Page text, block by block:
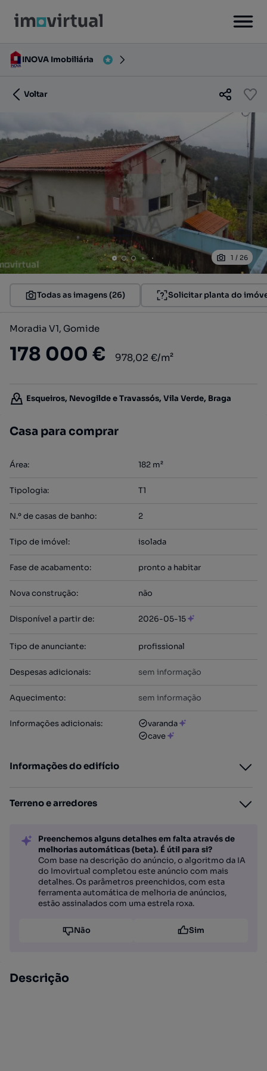
INOVA Imobiliária
Voltar
1 / 26
Todas as imagens (26) Solicitar planta do
Moradia V1, Gomide
178 000 € 978,02 €/m²
Esqueiros, Nevogilde e Travassós, Vila Verde, Braga
Casa para comprar
Área: 182 m²
Tipologia: T1
N.º de casas de banho: 2
Tipo de imóvel: isolada
Fase de acabamento: pronto a habitar
Nova construção: não
Disponível a partir de: 2026-05-15
Tipo de anunciante: profissional
Despesas adicionais: sem informação
Aquecimento: sem informação
Informações adicionais:
varanda
cave
Informações do edifício
Terreno e arredores
Preenchemos alguns detalhes em falta através de
melhorias automáticas (beta). É útil para si?
Com base na descrição do anúncio, o algoritmo da IA
do Imovirtual completou este anúncio com mais
detalhes. Os parâmetros preenchidos, com esta
ferramenta automática de melhoria de anúncios,
estão assinalados com uma estrela roxa.
Não Sim
Descrição